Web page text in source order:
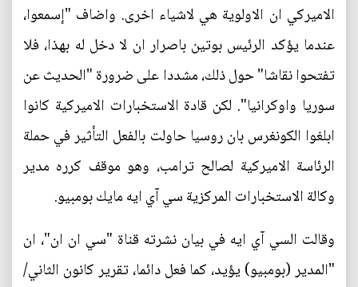
الاميركي ان الاولوية هي لاشياء اخرى. واضاف "إسمعوا،
عندما يؤكد الرئيس بوتين باصرار ان لا دخل له بهذا، فلا
تفتحوا نقاشا" حول ذلك، مشددا على ضرورة "الحديث عن
سوريا واوكرانيا". لكن قادة الاستخبارات الاميركية كانوا
ابلغوا الكونغرس بان روسيا حاولت بالفعل التأثير في حملة
الرئاسة الاميركية لصالح ترامب، وهو موقف كرره مدير
وكالة الاستخبارات المركزية سي آي ايه مايك بومبيو.
وقالت السي آي ايه في بيان نشرته قناة "سي ان ان"، ان
"المدير (بومبيو) يؤيد، كما فعل دائما، تقرير كانون الثاني/